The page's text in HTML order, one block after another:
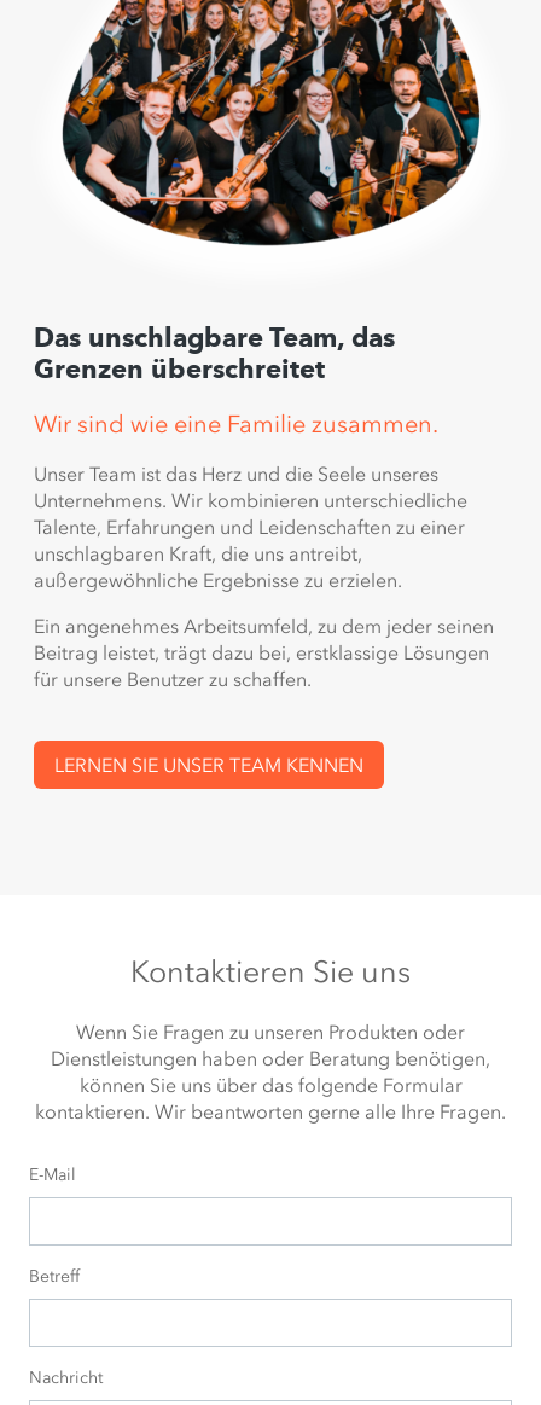
Das unschlagbare Team, das
Grenzen überschreitet
Wir sind wie eine Familie zusammen.
Unser Team ist das Herz und die Seele unseres
Unternehmens. Wir kombinieren unterschiedliche
Talente, Erfahrungen und Leidenschaften zu einer
unschlagbaren Kraft, die uns antreibt,
außergewöhnliche Ergebnisse zu erzielen.
Ein angenehmes Arbeitsumfeld, zu dem jeder seinen
Beitrag leistet, trägt dazu bei, erstklassige Lösungen
für unsere Benutzer zu schaffen.
LERNEN SIE UNSER TEAM KENNEN
Kontaktieren Sie uns
Wenn Sie Fragen zu unseren Produkten oder
Dienstleistungen haben oder Beratung benötigen,
können Sie uns über das folgende Formular
kontaktieren. Wir beantworten gerne alle Ihre Fragen.
E-Mail
Betreff
Nachricht